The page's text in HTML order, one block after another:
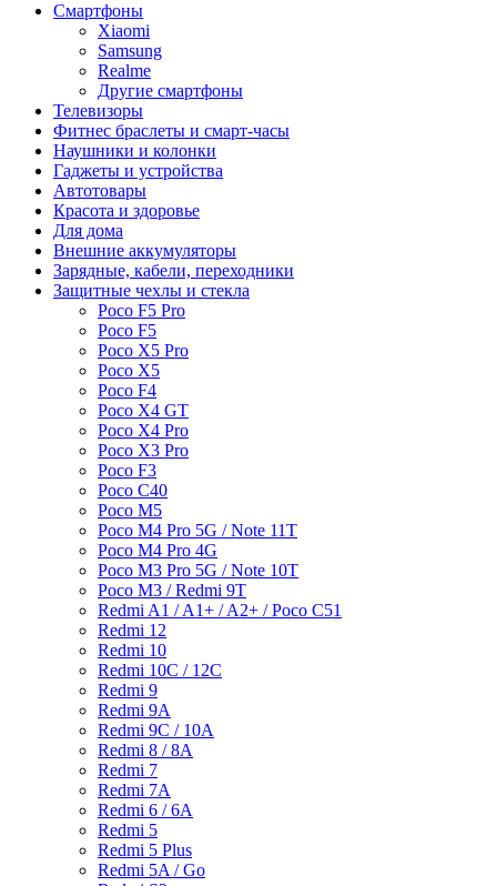
Смартфоны
Xiaomi
Samsung
Realme
Другие смартфоны
Телевизоры
Фитнес браслеты и смарт-часы
Наушники и колонки
Гаджеты и устройства
Автотовары
Красота и здоровье
Для дома
Внешние аккумуляторы
Зарядные, кабели, переходники
Защитные чехлы и стекла
Poco F5 Pro
Poco F5
Poco X5 Pro
Poco X5
Poco F4
Poco X4 GT
Poco X4 Pro
Poco X3 Pro
Poco F3
Poco C40
Poco M5
Poco M4 Pro 5G / Note 11T
Poco M4 Pro 4G
Poco M3 Pro 5G / Note 10T
Poco M3 / Redmi 9T
Redmi A1 / A1+ / A2+ / Poco C51
Redmi 12
Redmi 10
Redmi 10C / 12C
Redmi 9
Redmi 9A
Redmi 9C / 10A
Redmi 8 / 8A
Redmi 7
Redmi 7A
Redmi 6 / 6A
Redmi 5
Redmi 5 Plus
Redmi 5A / Go